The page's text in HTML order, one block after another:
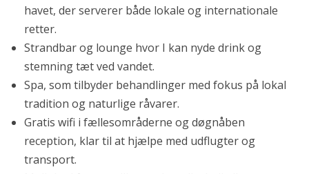
havet, der serverer både lokale og internationale
retter.
Strandbar og lounge hvor I kan nyde drink og
stemning tæt ved vandet.
Spa, som tilbyder behandlinger med fokus på lokal
tradition og naturlige råvarer.
Gratis wifi i fællesområderne og døgnåben
reception, klar til at hjælpe med udflugter og
transport.